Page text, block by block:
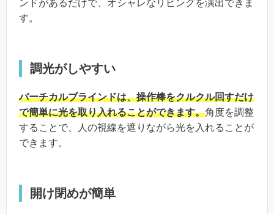
ンドがあるだけで、オシャレなリビングを演出できま
す。
調光がしやすい
バーチカルブラインドは、操作棒をクルクル回すだけ
で簡単に光を取り入れることができます。角度を調整
することで、人の視線を遮りながら光を入れることが
できます。
開け閉めが簡単